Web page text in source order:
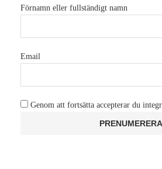
Förnamn eller fullständigt namn
Email
Genom att fortsätta accepterar du